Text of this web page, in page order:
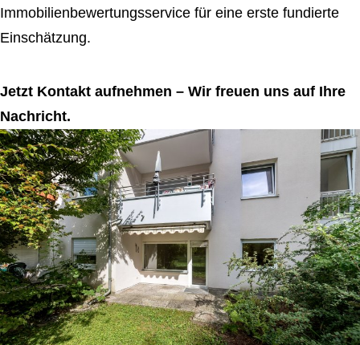
Immobilienbewertungsservice für eine erste fundierte
Einschätzung.
Jetzt Kontakt aufnehmen – Wir freuen uns auf Ihre
Nachricht.